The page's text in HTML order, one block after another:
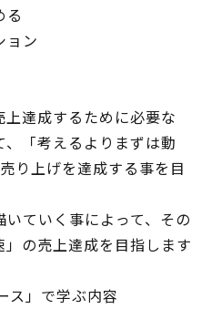
る
ョン
達成するために必要な
、「考えるよりまずは動
り上げを達成する事を目
ていく事によって、その
の売上達成を目指します
」 で学ぶ内容